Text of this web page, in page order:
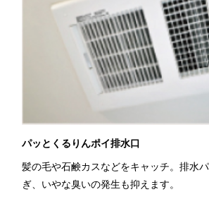
パッとくるりんポイ排水口
髪の毛や石鹸カスなどをキャッチ。排水
ぎ、いやな臭いの発生も抑えます。